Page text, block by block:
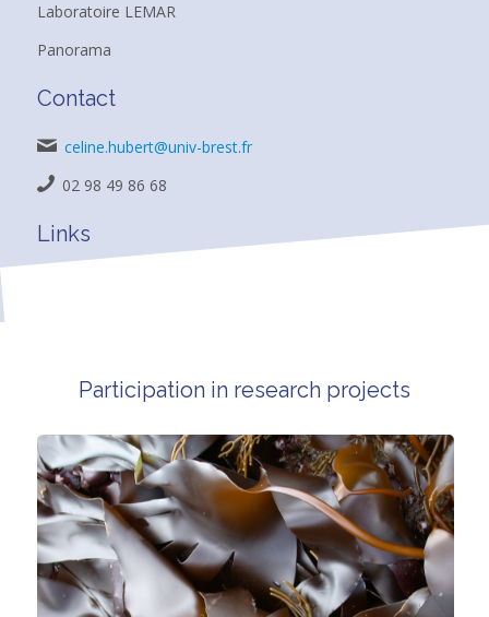
Laboratoire LEMAR
Panorama
Contact
celine.hubert@univ-brest.fr
02 98 49 86 68
Links
Participation in research projects